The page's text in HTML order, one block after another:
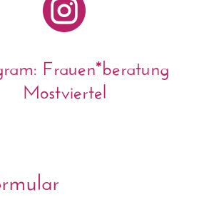

Frauen*beratung
Mostviertel